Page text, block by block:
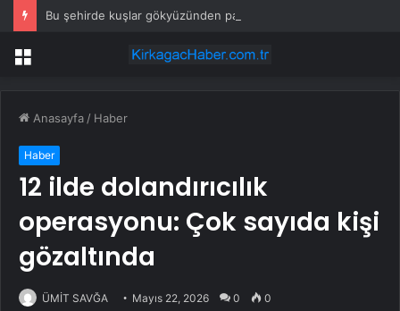
Bu şehirde kuşlar gökyüzünden patır patır düşüyor
Menü
Anasayfa / Haber
Haber
12 ilde dolandırıcılık
operasyonu: Çok sayıda kişi
gözaltında
ÜMİT SAVĞA Mayıs 22, 2026 0 0